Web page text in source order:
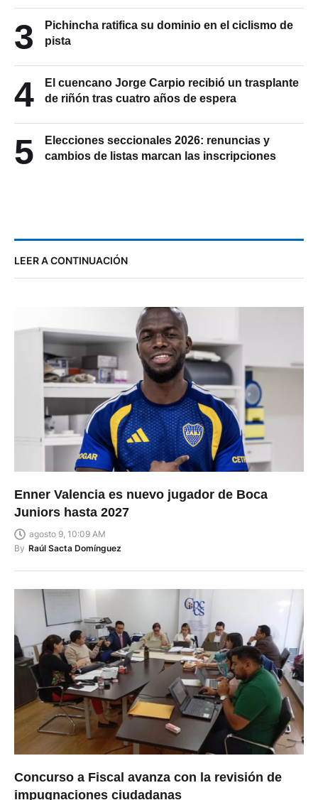
3
Pichincha ratifica su dominio en el ciclismo de
pista
4
El cuencano Jorge Carpio recibió un trasplante
de riñón tras cuatro años de espera
5
Elecciones seccionales 2026: renuncias y
cambios de listas marcan las inscripciones
LEER A CONTINUACIÓN
Enner Valencia es nuevo jugador de Boca
Juniors hasta 2027
agosto 9, 10:09 AM
By Raúl Sacta Domínguez
Concurso a Fiscal avanza con la revisión de
impugnaciones ciudadanas